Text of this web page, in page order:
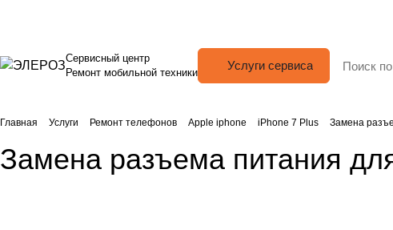
Сервисный центр
Ремонт мобильной техники
Услуги сервиса
Главная Услуги Ремонт телефонов Apple iphone iPhone 7 Plus Замена
Замена разъема питания